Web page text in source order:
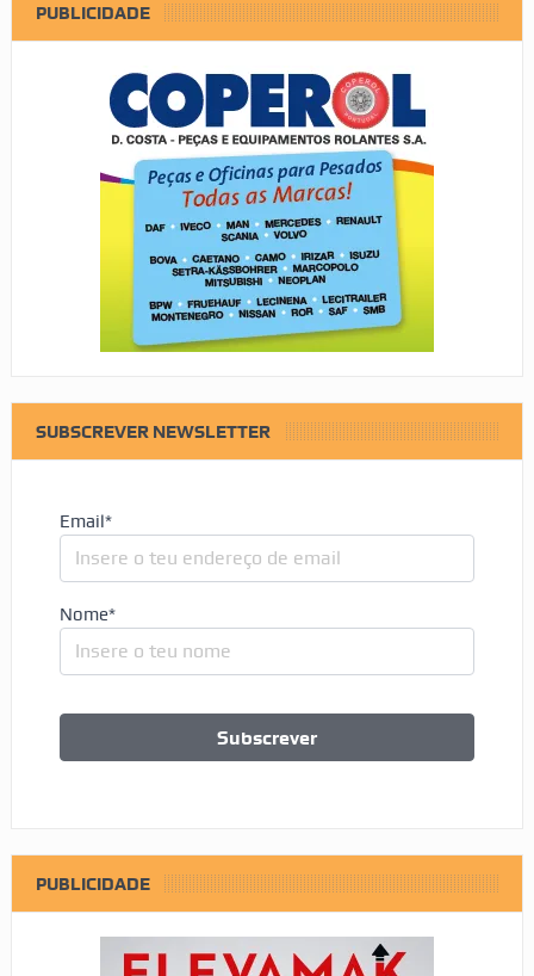
PUBLICIDADE
SUBSCREVER NEWSLETTER
Email*
Nome*
PUBLICIDADE